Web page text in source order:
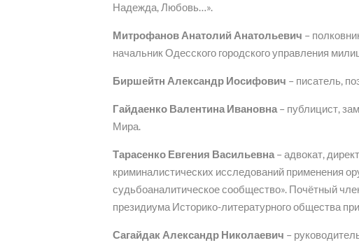
Надежда, Любовь…».
Митрофанов Анатолий Анатольевич –
начальник Одесского городского управления
Биршейтн Александр Иосифович – писатель,
Гайдаенко Валентина Ивановна – публицист,
Мира.
Тарасенко Евгения Васильевна – адвокат,
криминалистических исследований применения
судьбоаналитическое сообщество». Почётный
президиума Историко-литературного общества
Сагайдак Александр Николаевич –